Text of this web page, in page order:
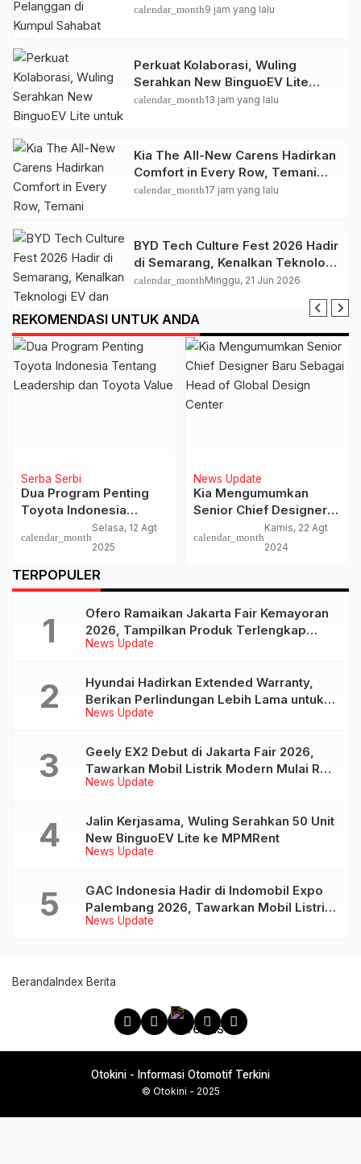
Depok
calendar_month9 jam yang lalu
Perkuat Kolaborasi, Wuling
Serahkan New BinguoEV Lite
untuk GrabRentals
calendar_month13 jam yang lalu
Kia The All-New Carens Hadirkan
Comfort in Every Row, Temani
Perjalanan Keluarga Lebih
calendar_month17 jam yang lalu
BYD Tech Culture Fest 2026 Hadir
di Semarang, Kenalkan Teknologi
EV dan Dual Mode ke Masyarakat
calendar_monthMinggu, 21 Jun 2026
REKOMENDASI UNTUK ANDA
News Update
PEVS 2026 Kembali
Digelar untuk Dukung
Industri Kendaraan
Listrik Indonesia
calendar_month
Jumat, 22 Mei
News Update
Begini Bentuk
Toyota Perkuat
Ekosistem Kendaraan
Elektrifikasi
calendar_month
Kamis, 20 Mar
2025
TERPOPULER
News Update
Ofero Ramaikan Jakarta Fair Kemayoran
2026, Tampilkan Produk Terlengkap
hingga Calon Model Baru
News Update
Hyundai Hadirkan Extended Warranty,
Berikan Perlindungan Lebih Lama untuk
Tiga Produk ini
News Update
Geely EX2 Debut di Jakarta Fair 2026,
Tawarkan Mobil Listrik Modern Mulai Rp
239 Jutaan
News Update
Jalin Kerjasama, Wuling Serahkan 50 Unit
New BinguoEV Lite ke MPMRent
News Update
GAC Indonesia Hadir di Indomobil Expo
Palembang 2026, Tawarkan Mobil Listrik
AION UT dan AION V
Beranda Index Berita
Otokini - Informasi Otomotif Terkini
© Otokini - 2025